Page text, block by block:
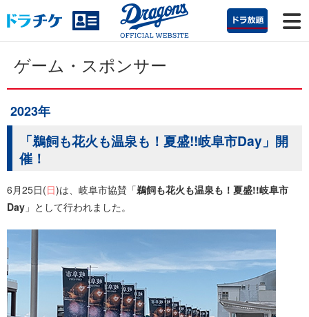
ゲーム・スポンサー
2023年
「鵜飼も花火も温泉も！夏盛!!岐阜市Day」開
催！
6月25日(日)は、岐阜市協賛「鵜飼も花火も温泉も！夏盛!!岐阜市
Day 」として行われました。